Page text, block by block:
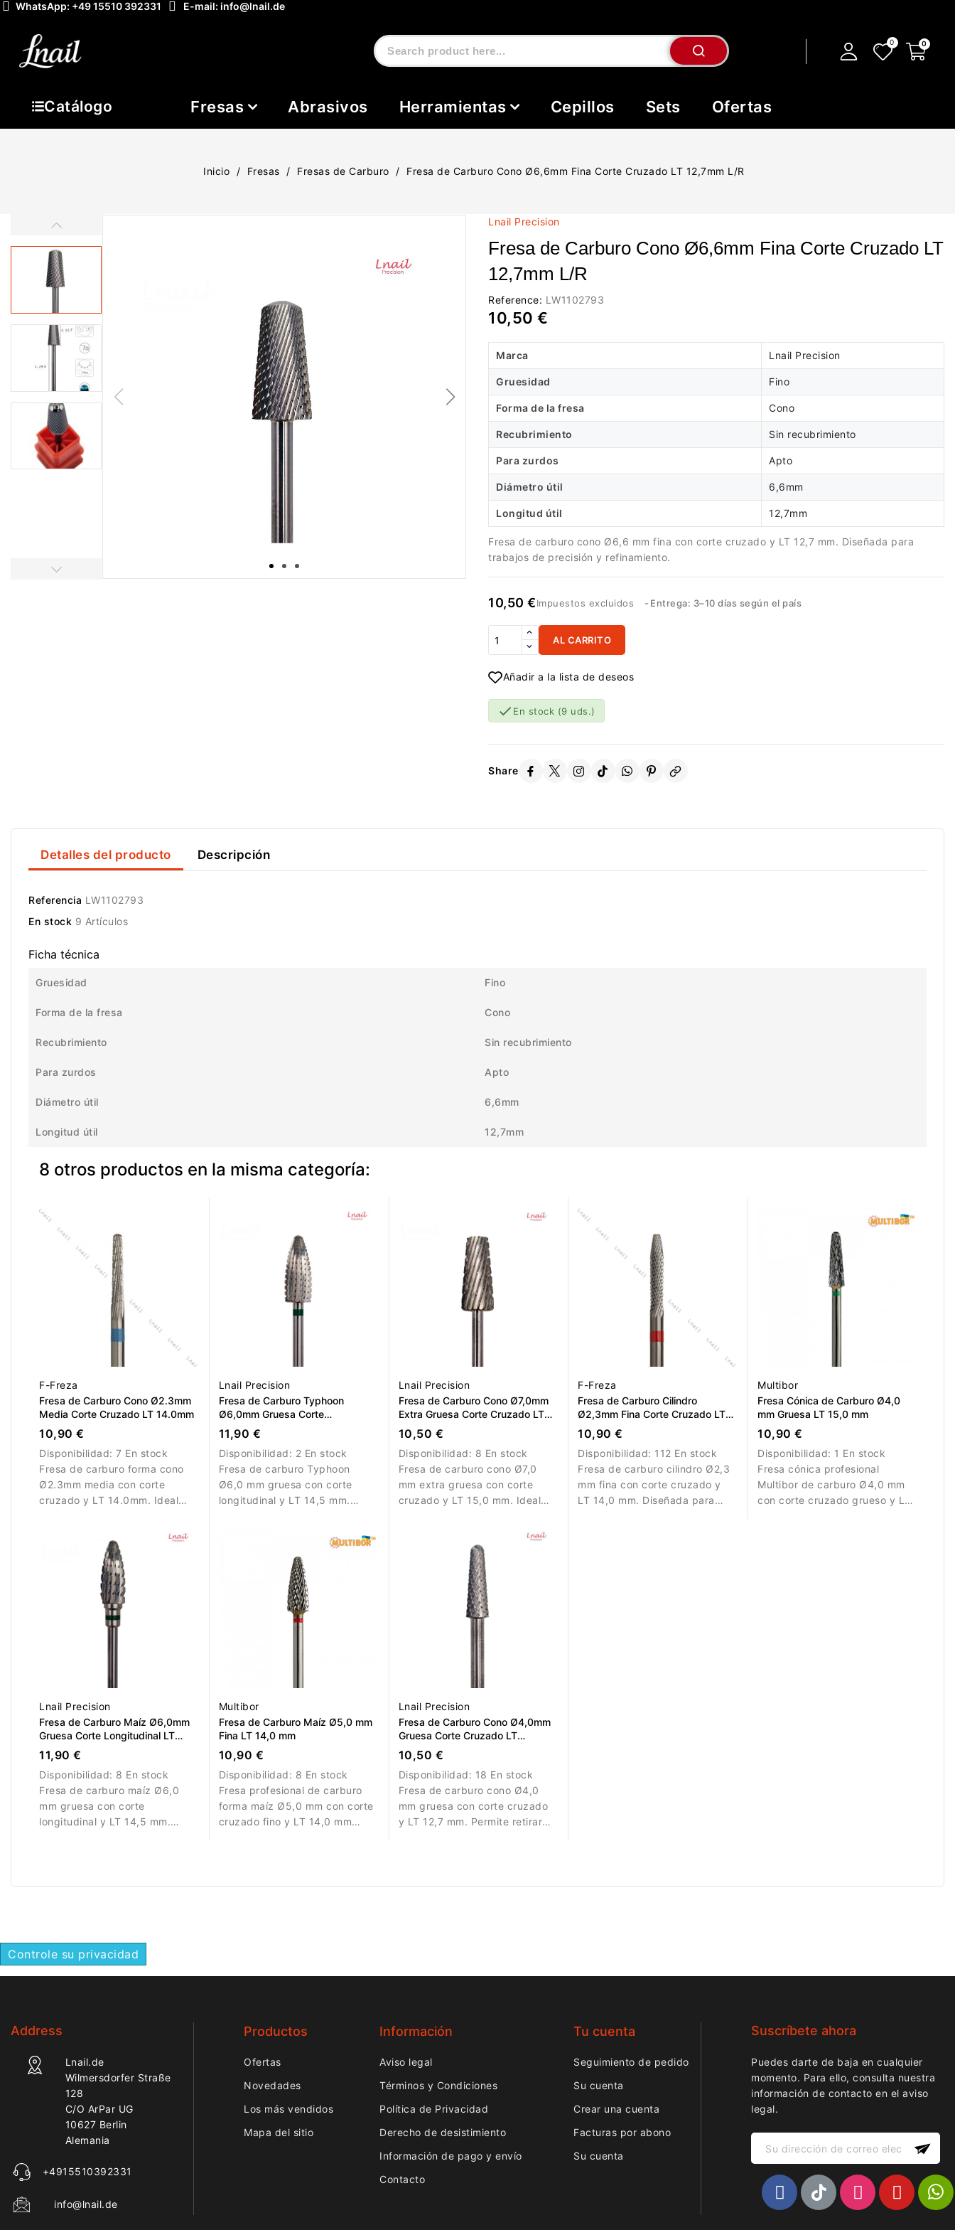
WhatsApp: +49 15510 392331 E-mail: info@lnail.de
Catálogo Fresas Abrasivos Herramientas Cepillos Sets Ofertas
Inicio Fresas Fresas de Carburo Fresa de Carburo Cono Ø6,6mm Fina Corte Cruzado LT 12,7mm L/R
Lnail Precision
Fresa de Carburo Cono Ø6,6mm Fina Corte Cruzado LT
12,7mm L/R
Reference: LW1102793
10,50 €
Marca Lnail Precision
Gruesidad Fino
Forma de la fresa Cono
Recubrimiento Sin recubrimiento
Para zurdos Apto
Diámetro útil 6,6mm
Longitud útil 12,7mm
Fresa de carburo cono Ø6,6 mm fina con corte cruzado y LT 12,7 mm. Diseñada para
trabajos de precisión y refinamiento.
10,50 €Impuestos excluidos Entrega: 3–10 días según el país
AL CARRITO
Añadir a la lista de deseos
 En stock (9 uds.)
Share
Detalles del producto Descripción
Referencia LW1102793
En stock 9 Artículos
Ficha técnica
Gruesidad Fino
Forma de la fresa Cono
Recubrimiento Sin recubrimiento
Para zurdos Apto
Diámetro útil 6,6mm
Longitud útil 12,7mm
8 otros productos en la misma categoría:
F-Freza
Fresa de Carburo Cono Ø2.3mm
Media Corte Cruzado LT 14.0mm
10,90 €
Disponibilidad: 7 En stock
Fresa de carburo forma cono
Ø2.3mm media con corte
cruzado y LT 14.0mm. Ideal
Lnail Precision
Fresa de Carburo Typhoon
Ø6,0mm Gruesa Corte
Longitudinal LT 14,5mm
11,90 €
Disponibilidad: 2 En stock
Fresa de carburo Typhoon
Ø6,0 mm gruesa con corte
longitudinal y LT 14,5 mm.
Lnail Precision
Fresa de Carburo Cono Ø7,0mm
Extra Gruesa Corte Cruzado LT
15,0mm L/R
10,50 €
Disponibilidad: 8 En stock
Fresa de carburo cono Ø7,0
mm extra gruesa con corte
cruzado y LT 15,0 mm. Ideal
F-Freza
Fresa de Carburo Cilindro
Ø2,3mm Fina Corte Cruzado LT
14,0mm
10,90 €
Disponibilidad: 112 En stock
Fresa de carburo cilindro Ø2,3
mm fina con corte cruzado y
LT 14,0 mm. Diseñada para
Multibor
Fresa Cónica de Carburo Ø4,0
mm Gruesa LT 15,0 mm
10,90 €
Disponibilidad: 1 En stock
Fresa cónica profesional
Multibor de carburo Ø4,0 mm
con corte cruzado grueso y LT
Lnail Precision
Fresa de Carburo Maíz Ø6,0mm
Gruesa Corte Longitudinal LT
14,5mm
11,90 €
Disponibilidad: 8 En stock
Fresa de carburo maíz Ø6,0
mm gruesa con corte
longitudinal y LT 14,5 mm.
Multibor
Fresa de Carburo Maíz Ø5,0 mm
Fina LT 14,0 mm
10,90 €
Disponibilidad: 8 En stock
Fresa profesional de carburo
forma maíz Ø5,0 mm con corte
cruzado fino y LT 14,0 mm
Lnail Precision
Fresa de Carburo Cono Ø4,0mm
Gruesa Corte Cruzado LT
12,7mm
10,50 €
Disponibilidad: 18 En stock
Fresa de carburo cono Ø4,0
mm gruesa con corte cruzado
y LT 12,7 mm. Permite retirar
Controle su privacidad
Address
Lnail.de
Wilmersdorfer Straße
128
C/O ArPar UG
10627 Berlin
Alemania
+4915510392331
info@lnail.de
Productos
Ofertas
Novedades
Los más vendidos
Mapa del sitio
Información
Aviso legal
Términos y Condiciones
Política de Privacidad
Derecho de desistimiento
Información de pago y envío
Contacto
Tu cuenta
Seguimiento de pedido
Su cuenta
Crear una cuenta
Facturas por abono
Su cuenta
Suscríbete ahora
Puedes darte de baja en cualquier
momento. Para ello, consulta nuestra
información de contacto en el aviso
legal.